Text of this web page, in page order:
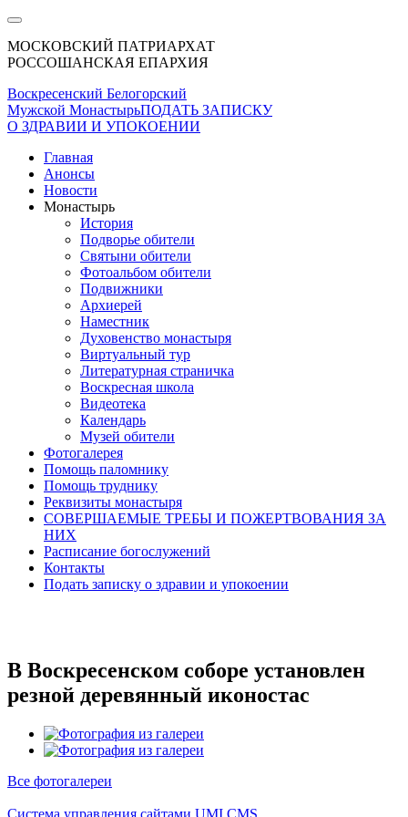
МОСКОВСКИЙ ПАТРИАРХАТ
РОССОШАНСКАЯ ЕПАРХИЯ
Воскресенский Белогорский
Мужской МонастырьПОДАТЬ ЗАПИСКУ
О ЗДРАВИИ И УПОКОЕНИИ
Главная
Анонсы
Новости
Монастырь
История
Подворье обители
Святыни обители
Фотоальбом обители
Подвижники
Архиерей
Наместник
Духовенство монастыря
Виртуальный тур
Литературная страничка
Воскресная школа
Видеотека
Календарь
Музей обители
Фотогалерея
Помощь паломнику
Помощь труднику
Реквизиты монастыря
СОВЕРШАЕМЫЕ ТРЕБЫ И ПОЖЕРТВОВАНИЯ ЗА
НИХ
Расписание богослужений
Контакты
Подать записку о здравии и упокоении
В Воскресенском соборе установлен
резной деревянный иконостас
Все фотогалереи
Система управления сайтами UMI.CMS